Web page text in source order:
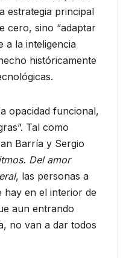
estrategia principal
cero, sino “adaptar
a la inteligencia
históricamente
opacidad funcional,
Tal como
Barría y Sergio
Del amor
, las personas a
hay en el interior de
aun entrando
no van a dar todos